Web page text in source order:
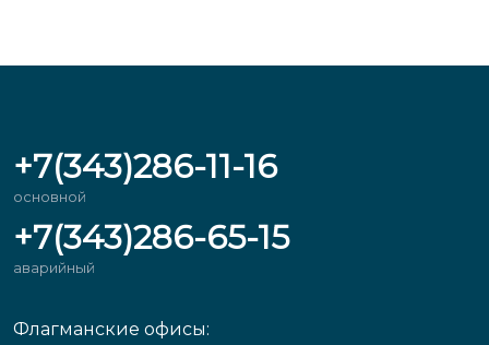
+7(343)286-11-16
основной
+7(343)286-65-15
аварийный
Флагманские офисы: